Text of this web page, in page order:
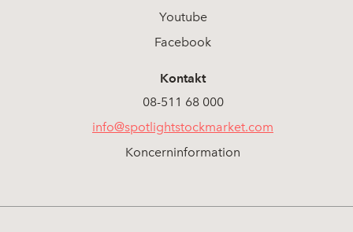
Youtube
Facebook
Kontakt
08-511 68 000
info@spotlightstockmarket.com
Koncerninformation